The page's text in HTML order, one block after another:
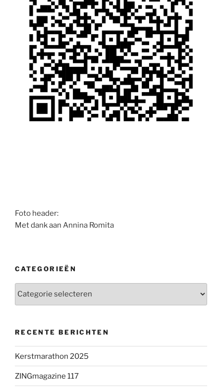
Foto header:
Met dank aan Annina Romita
CATEGORIEËN
RECENTE BERICHTEN
Kerstmarathon 2025
ZINGmagazine 117